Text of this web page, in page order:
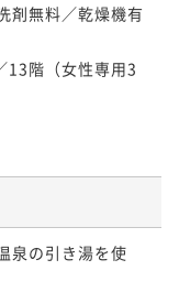
剤無料／乾燥機有
階（女性専用3
泉の引き湯を使